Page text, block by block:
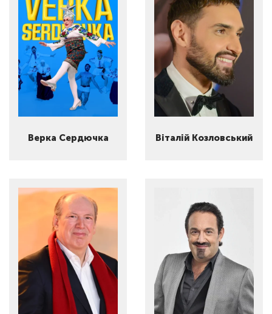
Верка Сердючка Віталій Козловський